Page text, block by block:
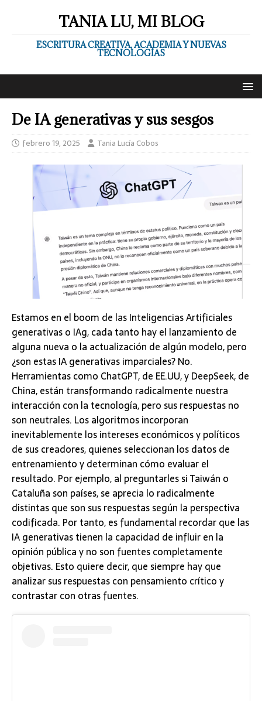
TANIA LU, MI BLOG
ESCRITURA CREATIVA, ACADEMIA Y NUEVAS
TECNOLOGÍAS
De IA generativas y sus sesgos
febrero 19, 2025 Tania Lucía Cobos
Estamos en el boom de las Inteligencias Artificiales
generativas o IAg, cada tanto hay el lanzamiento de
alguna nueva o la actualización de algún modelo, pero
¿son estas IA generativas imparciales? No.
Herramientas como ChatGPT, de EE.UU, y DeepSeek, de
China, están transformando radicalmente nuestra
interacción con la tecnología, pero sus respuestas no
son neutrales. Los algoritmos incorporan
inevitablemente los intereses económicos y políticos
de sus creadores, quienes seleccionan los datos de
entrenamiento y determinan cómo evaluar el
resultado. Por ejemplo, al preguntarles si Taiwán o
Cataluña son países, se aprecia lo radicalmente
distintas que son sus respuestas según la perspectiva
codificada. Por tanto, es fundamental recordar que las
IA generativas tienen la capacidad de influir en la
opinión pública y no son fuentes completamente
objetivas. Esto quiere decir, que siempre hay que
analizar sus respuestas con pensamiento crítico y
contrastar con otras fuentes.